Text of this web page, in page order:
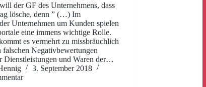
der GF des Unternehmens, dass
lösche, denn ” (…) Im
Unternehmen um Kunden spielen
eine immens wichtige Rolle.
es vermehrt zu missbräuchlich
falschen Negativbewertungen
Dienstleistungen und Waren der…
3. September 2018